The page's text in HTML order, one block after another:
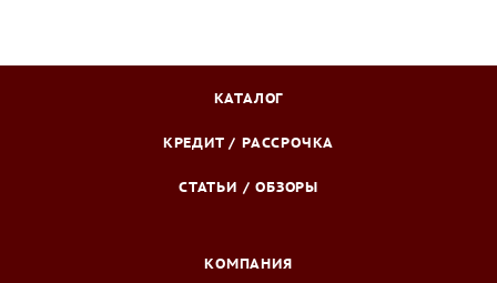
КАТАЛОГ
КРЕДИТ / РАССРОЧКА
СТАТЬИ / ОБЗОРЫ
КОМПАНИЯ